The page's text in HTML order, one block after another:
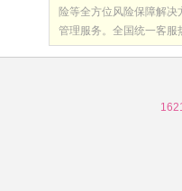
险等全方位风险保障解
管理服务。全国统一客服